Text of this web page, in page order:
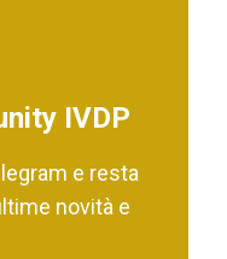
IVDP
e resta
novità e